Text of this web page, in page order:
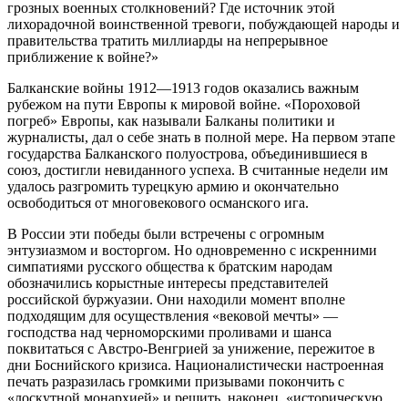
грозных военных столкновений? Где источник этой
лихорадочной воинственной тревоги, побуждающей народы и
правительства тратить миллиарды на непрерывное
приближение к войне?»
Балканские войны 1912—1913 годов оказались важным
рубежом на пути Европы к мировой войне. «Пороховой
погреб» Европы, как называли Балканы политики и
журналисты, дал о себе знать в полной мере. На первом этапе
государства Балканского полуострова, объединившиеся в
союз, достигли невиданного успеха. В считанные недели им
удалось разгромить турецкую армию и окончательно
освободиться от многовекового османского ига.
В России эти победы были встречены с огромным
энтузиазмом и восторгом. Но одновременно с искренними
симпатиями русского общества к братским народам
обозначились корыстные интересы представителей
российской буржуазии. Они находили момент вполне
подходящим для осуществления «вековой мечты» —
господства над черноморскими проливами и шанса
поквитаться с Австро-Венгрией за унижение, пережитое в
дни Боснийского кризиса. Националистически настроенная
печать разразилась громкими призывами покончить с
«лоскутной монархией» и решить, наконец, «историческую